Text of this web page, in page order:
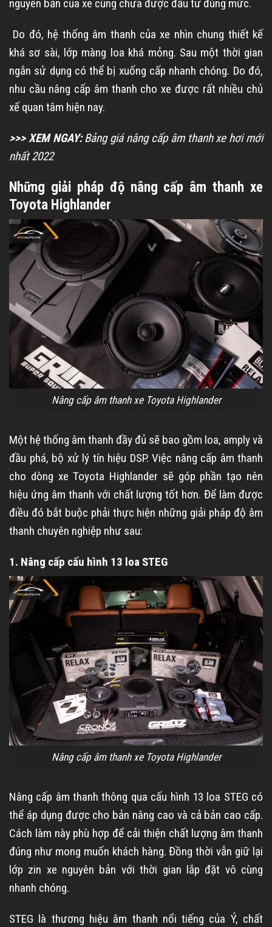
nguyên bản của xe cũng chưa được đầu tư đúng mức.
Do đó, hệ thống âm thanh của xe nhìn chung thiết kế
khá sơ sài, lớp màng loa khá mỏng. Sau một thời gian
ngắn sử dụng có thể bị xuống cấp nhanh chóng. Do đó,
nhu cầu nâng cấp âm thanh cho xe được rất nhiều chủ
xế quan tâm hiện nay.
>>> XEM NGAY:Bảng giá nâng cấp âm thanh xe hơi mới
nhất 2022
Những giải pháp độ nâng cấp âm thanh xe
Toyota Highlander
Nâng cấp âm thanh xe Toyota Highlander
Một hệ thống âm thanh đầy đủ sẽ bao gồm loa, amply và
đầu phá, bộ xử lý tín hiệu DSP. Việc nâng cấp âm thanh
cho dòng xe Toyota Highlander sẽ góp phần tạo nên
hiệu ứng âm thanh với chất lượng tốt hơn. Để làm được
điều đó bắt buộc phải thực hiện những giải pháp độ âm
thanh chuyên nghiệp như sau:
1. Nâng cấp cấu hình 13 loa STEG
Nâng cấp âm thanh xe Toyota Highlander
Nâng cấp âm thanh thông qua cấu hình 13 loa STEG có
thể áp dụng được cho bản nâng cao và cả bản cao cấp.
Cách làm này phù hợp để cải thiện chất lượng âm thanh
đúng như mong muốn khách hàng. Đồng thời vẫn giữ lại
lớp zin xe nguyên bản với thời gian lắp đặt vô cùng
nhanh chóng.
STEG là thương hiệu âm thanh nổi tiếng của Ý, chất